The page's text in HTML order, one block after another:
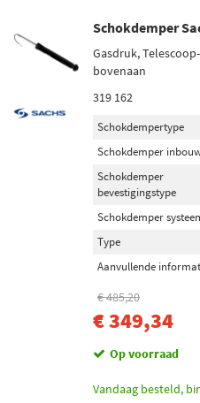
Vaico (1)
Koni (3)
Inbouwplaats
Achteras (2)
Achteras links (1)
Achteras rechts (1)
Schokdemper inbouwtype
Telescoop-schokdemper (3)
Demper niet veerdragend (2)
Veerpoot (1)
Schokdemper
Pen bovenaan (5)
Schokdemper
Gasdruk,
bovenaan
319 162
Schokdempertype
Schokdemper
Schokdemper
bevestigingstype
Schokdemper
Type
Aanvullende
€ 485,20
€ 349,34
Op voorraad
Vandaag besteld,